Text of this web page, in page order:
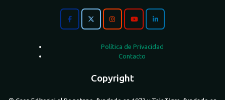
Política de Privacidad
Contacto
Copyright